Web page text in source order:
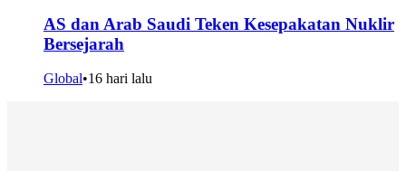
AS dan Arab Saudi Teken Kesepakatan Nuklir
Bersejarah
Global•16 hari lalu